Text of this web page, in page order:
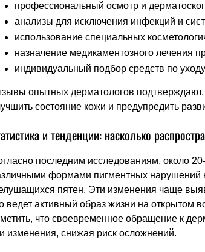
профессиональный осмотр и
анализы для исключения инфекций и
использование специальных
назначение медикаментозного лечения
индивидуальный подбор средств по
опытных дерматологов подтверждают,
состояние кожи и предупредить
и тенденции: насколько
последним исследованиям, около
формами пигментных нарушений
пятен. Эти изменения чаще
ведет активный образ жизни на открытом
что своевременное обращение к
изменения, снижая риск осложнений.